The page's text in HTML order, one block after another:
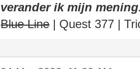
verander ik mijn
Blue Line| Quest 377 |